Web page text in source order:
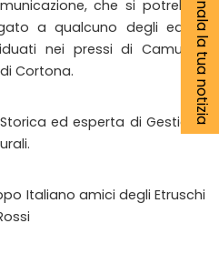
che si potrebbe
a qualcuno degli edifici
nei pressi di Camucia,
Cortona.
ed esperta di Gestione
Italiano amici degli Etruschi
Segnala la tua notizia